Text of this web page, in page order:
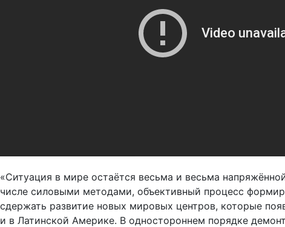
«Ситуация в мире остаётся весьма и весьма
числе силовыми методами, объективный процесс
сдержать развитие новых мировых центров, которые
и в Латинской Америке. В одностороннем порядке